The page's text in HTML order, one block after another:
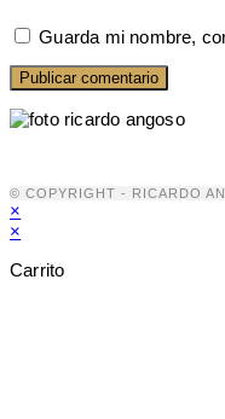
Guarda mi nombre,
© COPYRIGHT - RICARDO
×
×
Carrito